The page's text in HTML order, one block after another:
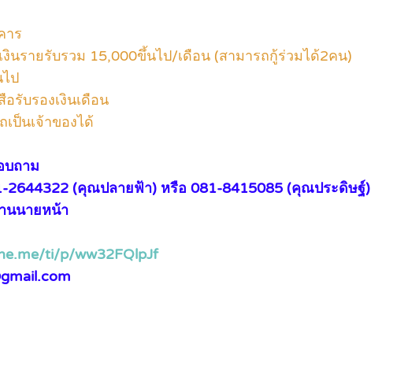
าร
งินรายรับรวม 15,000ขึ้นไป/เดือน (สามารถกู้ร่วมได้2คน)
ป
รับรองเงินเดือน
ป็นเจ้าของได้
บถาม
2644322 (คุณปลายฟ้า) หรือ 081-8415085 (คุณประดิษฐ์)
นนายหน้า
ti/p/ww32FQlpJf